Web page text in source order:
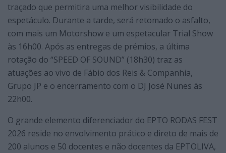
traçado que permitira uma melhor visibilidade do
espetáculo. Durante a tarde, será retomado o asfalto,
com mais um Motorshow e um espetacular Trial Show
às 16h00. Após as entregas de prémios, a última
rotação do “SPEED OF SOUND” (18h30) traz as
atuações ao vivo de Fábio dos Reis & Companhia,
Grupo JP e o encerramento com o DJ José Nunes às
22h00.
O grande elemento diferenciador do EPTO RODAS FEST
2026 reside no envolvimento prático e direto de mais de
200 alunos e 50 docentes e não docentes da EPTOLIVA,